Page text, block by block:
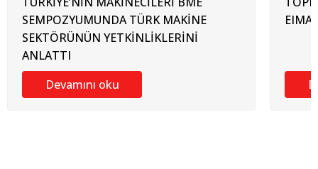
SEMPOZYUMUNDA TÜRK MAKİNE
SEKTÖRÜNÜN YETKİNLİKLERİNİ
ANLATTI
Devamını oku
EIMA